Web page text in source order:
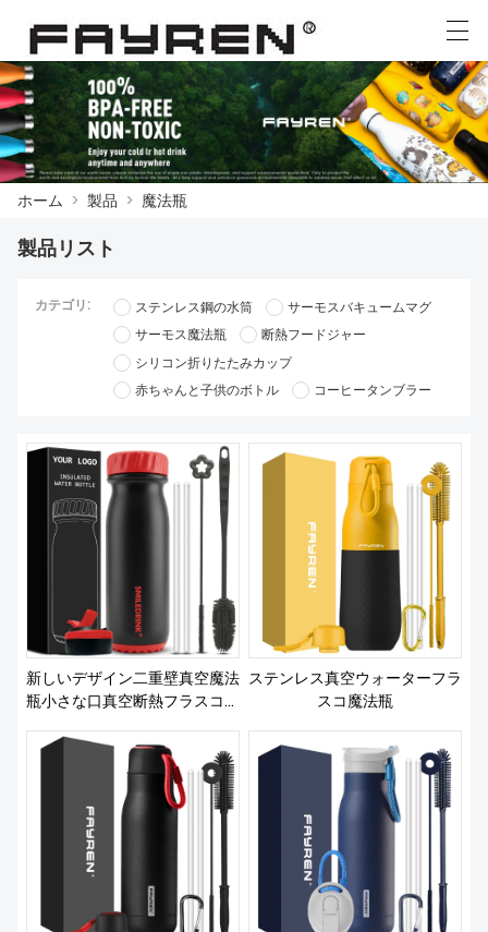
製品
ニュース
我々に連絡し
私たちについて
العربية Deutsch Ελληνική γλώσσα English
ホーム > 製品 > 魔法瓶
製品リスト
カテゴリ: ステンレス鋼の水筒
サーモスバキュームマグ
サーモス魔法瓶
断熱フードジャー
シリコン折りたたみカップ
赤ちゃんと子供のボトル
コーヒータンブラー
新しいデザイン二重壁真空魔法
瓶小さな口真空断熱フラスコス
ボトルストロー蓋とシリコンス
リーブ付き
ステンレス真空ウォーターフラ
スコ魔法瓶